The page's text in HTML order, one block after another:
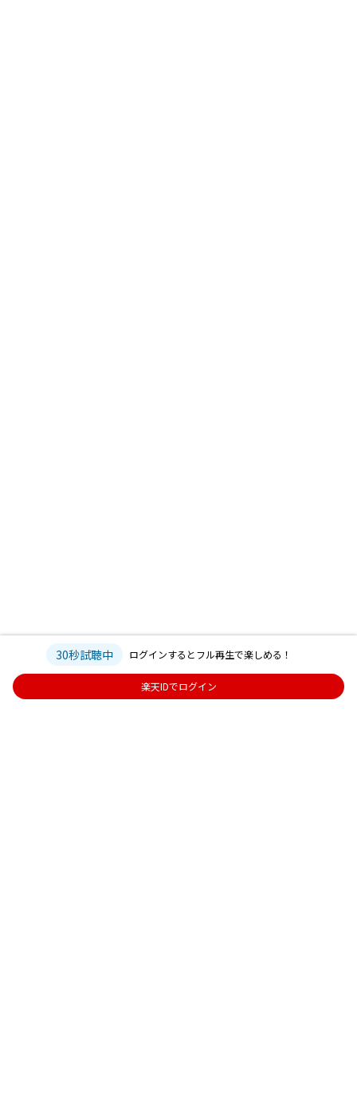
30秒試聴中 ログインするとフル再生で楽しめる！
楽天IDでログイン